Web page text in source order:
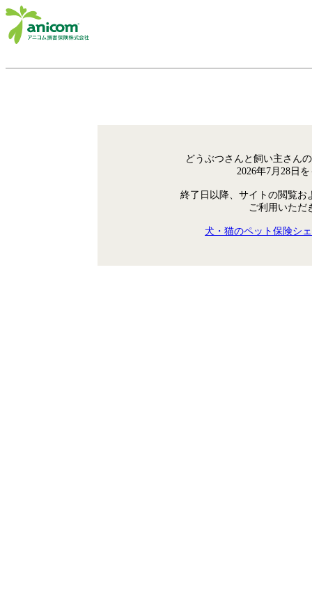
どうぶつさんと飼い主さん
2026年7月28日
終了日以降、サイトの閲覧お
ご利用いただ
犬・猫のペット保険シ